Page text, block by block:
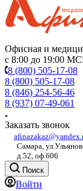
Офисная и
с 8:00 до 19:00
8 (800) 505-17-08
8 (800) 505-17-08
8 (846) 254-56-46
8 (937) 07-49-061
Заказать звонок
Самара,
д.52, оф.606
Поиск
Войти